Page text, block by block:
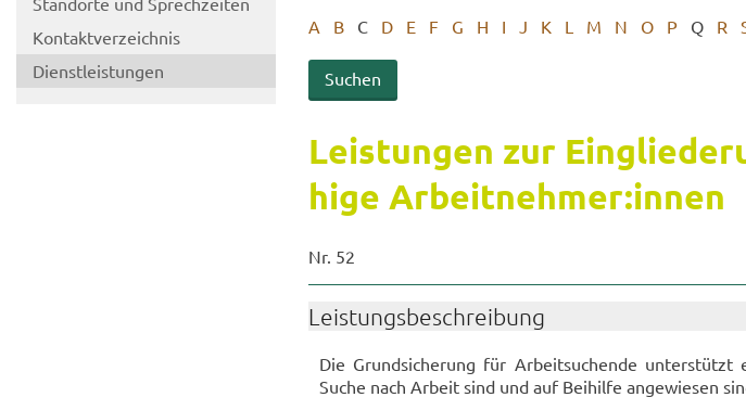
Kon­takt­ver­zeich­nis
Dienst­leis­tun­gen
A B C D E F G H I J K L M N O P Q R
Leis­tun­gen zur
hi­ge Ar­beit­neh­mer:innen
Nr. 52
Leis­tungs­be­schrei­bung
Die Grund­si­che­rung für Ar­beit­su­chen­de un­ter­stützt
Suche nach Ar­beit sind und auf Bei­hil­fe an­ge­wie­sen